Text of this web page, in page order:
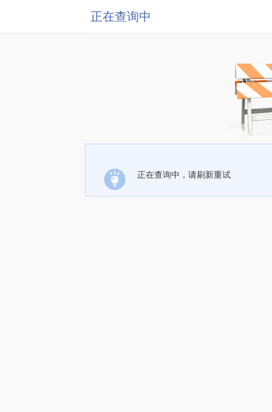
正在查询中
正在查询中，请刷新重试